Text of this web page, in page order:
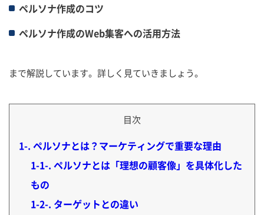
ペルソナ作成のコツ
ペルソナ作成のWeb集客への活用方法
まで解説しています。詳しく見ていきましょう。
目次
1- ペルソナとは？マーケティングで重要な理由
1-1- ペルソナとは「理想の顧客像」を具体化した
もの
1-2- ターゲットとの違い